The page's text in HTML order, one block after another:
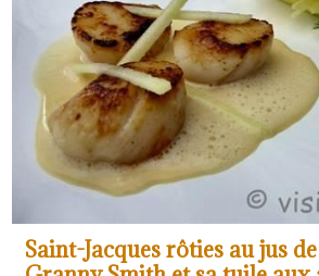
Saint-Jacques rôties au jus